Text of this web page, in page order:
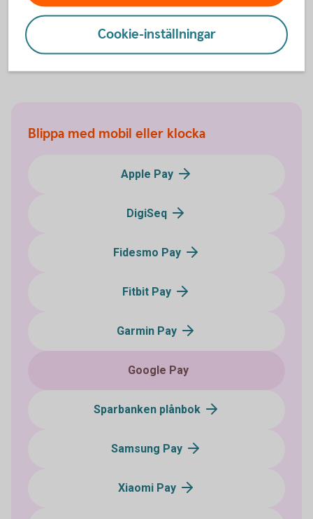
Pay kan du vända dig till Google för mer information.
(pay.google.com)
Blippa med mobil eller klocka
Apple Pay
DigiSeq
Fidesmo Pay
Fitbit Pay
Garmin Pay
Google Pay
Sparbanken plånbok
Samsung Pay
Xiaomi Pay
Cookie-inställningar